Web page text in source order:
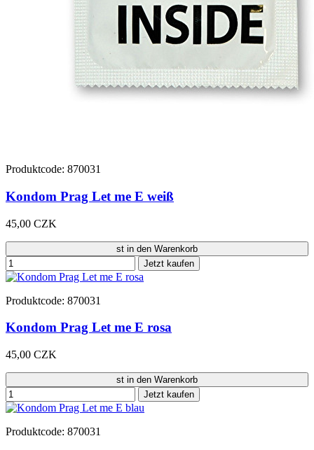
Produktcode: 870031
Kondom Prag Let me E weiß
45,00 CZK
st in den Warenkorb
Jetzt kaufen
Produktcode: 870031
Kondom Prag Let me E rosa
45,00 CZK
st in den Warenkorb
Jetzt kaufen
Produktcode: 870031